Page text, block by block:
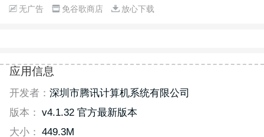
无广告 免谷歌商店 放心下载
应用信息
开发者： 深圳市腾讯计算机系统有限公司
版本： v4.1.32 官方最新版本
大小： 449.3M